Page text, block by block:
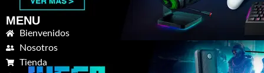
MENU
Bienvenidos
Nosotros
Tienda